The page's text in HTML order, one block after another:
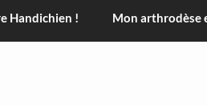
Handichien ! Mon arthrodèse